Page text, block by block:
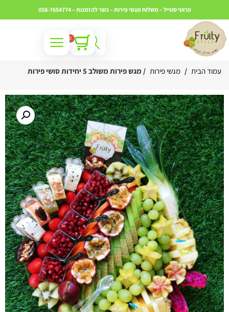
פרוטי סטייל – משלוח מגשי פירות – כשרלהזמנות – 058-7654774
0
עמוד הבית / מגשי פירות / מגש פירות משולב 5 יחידות סושי פירות